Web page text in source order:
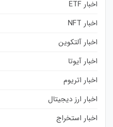
اخبار ETF
اخبار NFT
اخبار آلتکوین
اخبار آیوتا
اخبار اتریوم
اخبار ارز دیجیتال
اخبار استخراج